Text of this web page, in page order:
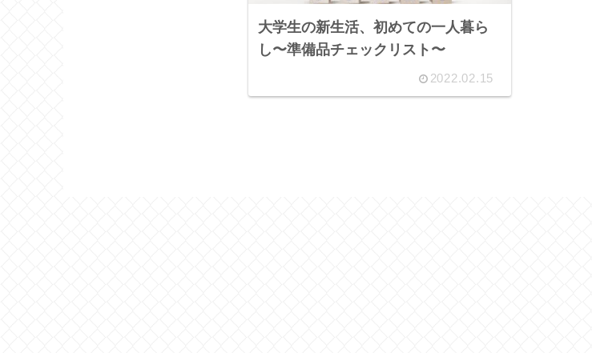
大学生の新生活、初めての一人暮ら
し〜準備品チェックリスト〜
2022.02.15